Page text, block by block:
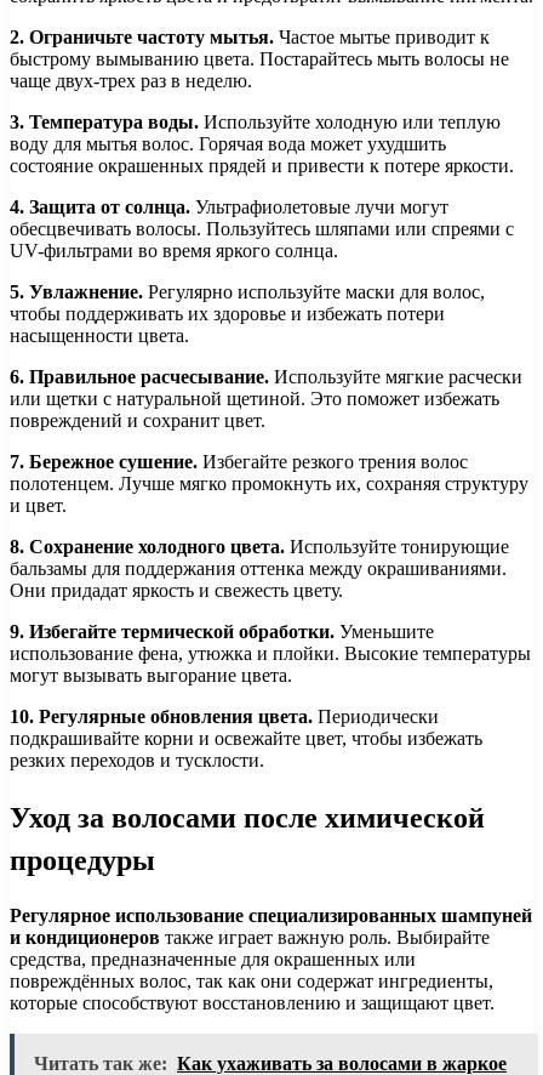
2. Ограничьте частоту мытья. Частое мытье приводит к
быстрому вымыванию цвета. Постарайтесь мыть волосы не
чаще двух-трех раз в неделю.
3. Температура воды. Используйте холодную или теплую
воду для мытья волос. Горячая вода может ухудшить
состояние окрашенных прядей и привести к потере яркости.
4. Защита от солнца. Ультрафиолетовые лучи могут
обесцвечивать волосы. Пользуйтесь шляпами или спреями с
UV-фильтрами во время яркого солнца.
5. Увлажнение. Регулярно используйте маски для волос,
чтобы поддерживать их здоровье и избежать потери
насыщенности цвета.
6. Правильное расчесывание. Используйте мягкие расчески
или щетки с натуральной щетиной. Это поможет избежать
повреждений и сохранит цвет.
7. Бережное сушение. Избегайте резкого трения волос
полотенцем. Лучше мягко промокнуть их, сохраняя структуру
и цвет.
8. Сохранение холодного цвета. Используйте тонирующие
бальзамы для поддержания оттенка между окрашиваниями.
Они придадат яркость и свежесть цвету.
9. Избегайте термической обработки. Уменьшите
использование фена, утюжка и плойки. Высокие температуры
могут вызывать выгорание цвета.
10. Регулярные обновления цвета. Периодически
подкрашивайте корни и освежайте цвет, чтобы избежать
резких переходов и тусклости.
Уход за волосами после химической
процедуры
Регулярное использование специализированных шампуней
и кондиционеров также играет важную роль. Выбирайте
средства, предназначенные для окрашенных или
повреждённых волос, так как они содержат ингредиенты,
которые способствуют восстановлению и защищают цвет.
Читать так же: Как ухаживать за волосами в жаркое